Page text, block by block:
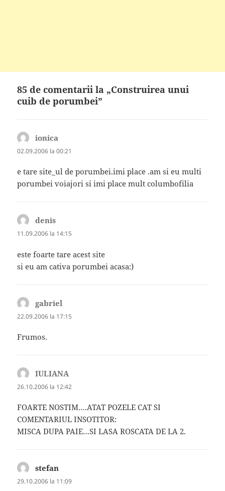
85 de comentarii la „Construirea unui
cuib de porumbei”
ionica
02.09.2006 la 00:21
e tare site_ul de porumbei.imi place .am si eu multi
porumbei voiajori si imi place mult columbofilia
denis
11.09.2006 la 14:15
este foarte tare acest site
si eu am cativa porumbei acasa:)
gabriel
22.09.2006 la 17:15
Frumos.
IULIANA
26.10.2006 la 12:42
FOARTE NOSTIM….ATAT POZELE CAT SI
COMENTARIUL INSOTITOR:
MISCA DUPA PAIE…SI LASA ROSCATA DE LA 2.
stefan
29.10.2006 la 11:09